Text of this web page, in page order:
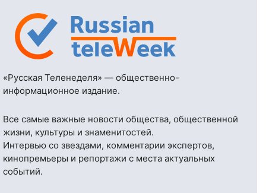
«Русская Теленеделя» — общественно-
информационное издание.
Все самые важные новости общества, общественной
жизни, культуры и знаменитостей.
Интервью со звездами, комментарии экспертов,
кинопремьеры и репортажи с места актуальных
событий.